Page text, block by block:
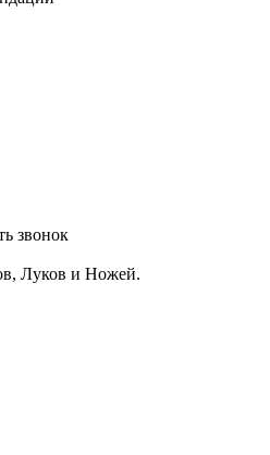
звонок
Луков и Ножей.